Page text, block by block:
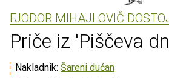
FJODOR MIHAJLOVIČ
Priče iz 'Piščeva
Nakladnik: Šareni dućan